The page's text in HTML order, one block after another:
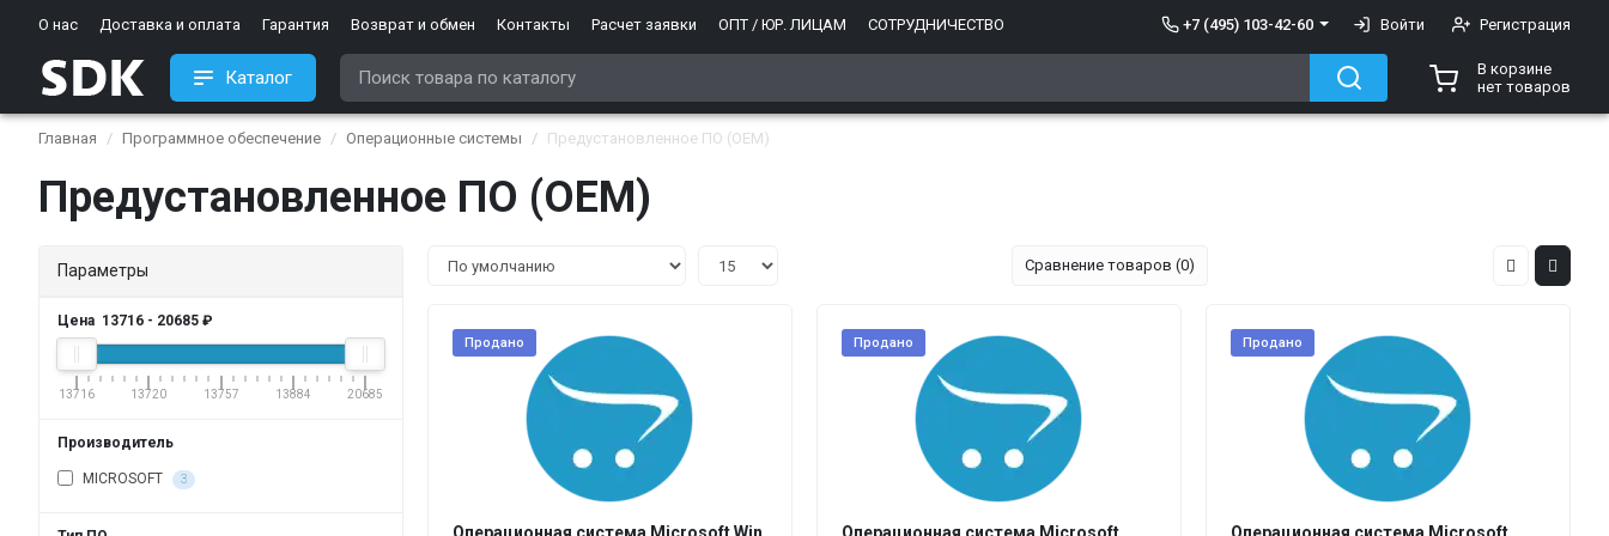
О нас Доставка и оплата Гарантия Возврат и обмен Контакты Расчет заявки ОПТ / ЮР. ЛИЦАМ СОТРУДНИЧЕСТВО +7 (495) 103-42-60 Войти Регистрация
Каталог
В корзине
нет товаров
Главная Программное обеспечение Операционные системы Предустановленное ПО (ОЕМ)
Предустановленное ПО (ОЕМ)
Параметры
Цена 13716 - 20685 ₽
13716 13720 13757 13884 20685
Производитель
MICROSOFT 3
Сравнение товаров (0)
Продано Продано Продано